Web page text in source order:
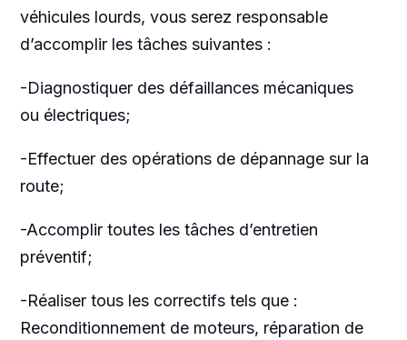
véhicules lourds, vous serez responsable
d’accomplir les tâches suivantes :
-Diagnostiquer des défaillances mécaniques
ou électriques;
-Effectuer des opérations de dépannage sur la
route;
-Accomplir toutes les tâches d’entretien
préventif;
-Réaliser tous les correctifs tels que :
Reconditionnement de moteurs, réparation de